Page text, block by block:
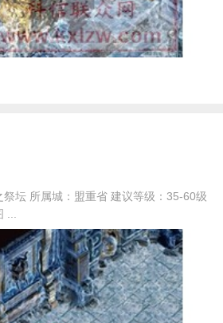
坛 所属城：盟重省 建议等级：35-60级